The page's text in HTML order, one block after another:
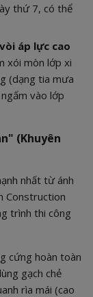
thứ 7, có thể
áp lực cao
xói mòn lớp xi
(dạng tia mưa
vào lớp
(Khuyên
nhất từ ánh
Construction
trình thi công
cứng hoàn toàn
gạch chẻ
rìa mái (cao